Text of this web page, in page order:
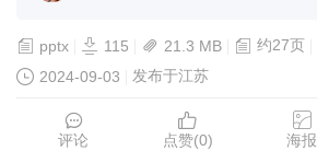
pptx 115 21.3 MB 约27页
2024-09-03
发布于江苏
评论 点赞(0) 海报